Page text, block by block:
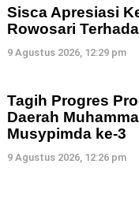
Sisca Apresiasi
Rowosari
9 Agustus 2026, 12:29 pm
Tagih Progres
Daerah
Musypimda ke-3
9 Agustus 2026, 12:26 pm